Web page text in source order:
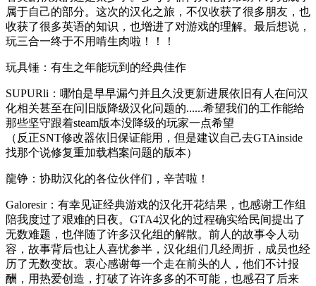
属于自己的部分。这次的汉化之旅，不仅收获了很多朋友，也
收获了很多英语的知识，也增进了对游戏的理解。最后想说，
玩三合一终于不用啃生肉啦！！！
玩具锤：有生之年能玩到的经典佳作
SUPURli：哪怕是早早漏勺并且久没更新进展依旧有人在问汉
化相关甚至在问旧版降级汉化问题的......希望我们的工作能给
那些坚守跟着steam版本没降级的玩家一点希望
（反正SNT修改器依旧保证能用，但是建议自己去GTAinside
找那个说修复重加载档案问题的版本）
龍铮：协助汉化的各位伙伴们，辛苦啦！
Galoresir：有幸见证经典游戏的汉化开花结果，也感谢工作组
陪我度过了艰难的日夜。GTA4汉化的过程确实给民间提出了
无数难题，也伴随了许多汉化组的解散。前人的故事令人动
容，故事背后也让人喜忧参半，汉化组们几经周折，成员也经
历了无数变故。衷心感谢每一个走在前头的人，他们不计报
酬，用热爱创造，打破了许许多多的不可能，也感召了后来